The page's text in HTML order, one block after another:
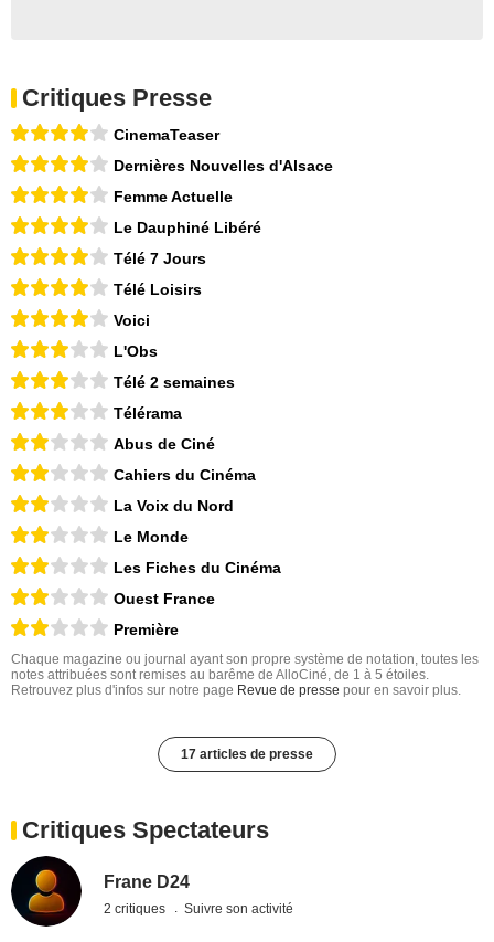
Critiques Presse
CinemaTeaser
Dernières Nouvelles d'Alsace
Femme Actuelle
Le Dauphiné Libéré
Télé 7 Jours
Télé Loisirs
Voici
L'Obs
Télé 2 semaines
Télérama
Abus de Ciné
Cahiers du Cinéma
La Voix du Nord
Le Monde
Les Fiches du Cinéma
Ouest France
Première
Chaque magazine ou journal ayant son propre système de notation, toutes les
notes attribuées sont remises au barême de AlloCiné, de 1 à 5 étoiles.
Retrouvez plus d'infos sur notre page Revue de presse pour en savoir plus.
17 articles de presse
Critiques Spectateurs
Frane D24
2 critiques Suivre son activité